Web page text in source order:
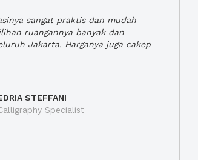
sangat praktis dan mudah
ruangannya banyak dan
Jakarta. Harganya juga cakep
STEFFANI
Specialist